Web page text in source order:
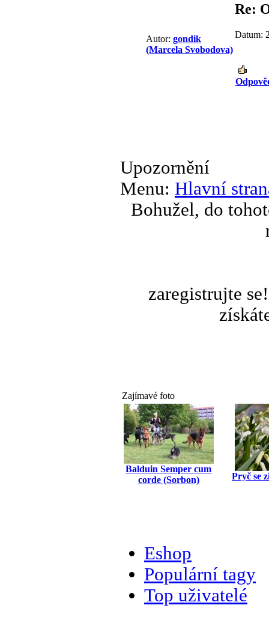
Autor: gondik
(Marcela Svobodova)
Re:
Datum:
Upozornění
Menu: Hlavní
Bohužel, do
zaregistrujte
Zajímavé foto
Balduin Semper cum
corde (Sorbon)
Pryč se
Eshop
Populární tagy
Top uživatelé